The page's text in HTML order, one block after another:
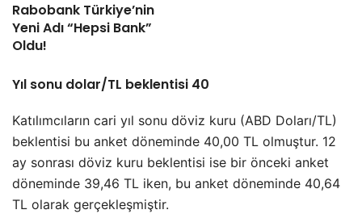
Rabobank Türkiye’nin
Yeni Adı “Hepsi Bank”
Oldu!
Yıl sonu dolar/TL beklentisi 40
Katılımcıların cari yıl sonu döviz kuru (ABD Doları/TL)
beklentisi bu anket döneminde 40,00 TL olmuştur. 12
ay sonrası döviz kuru beklentisi ise bir önceki anket
döneminde 39,46 TL iken, bu anket döneminde 40,64
TL olarak gerçekleşmiştir.